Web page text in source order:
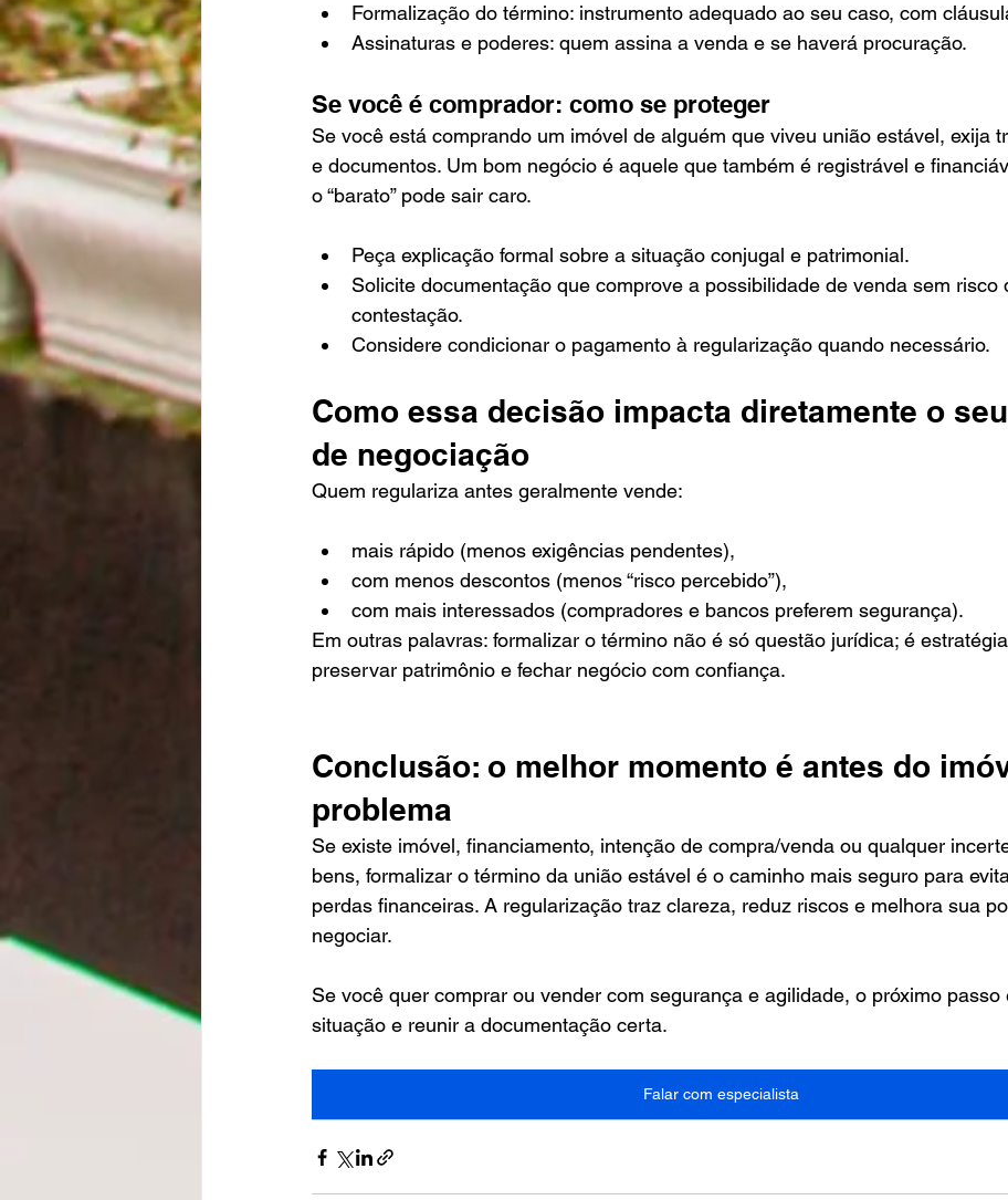
Formalização do término: instrumento adequado ao seu caso, com
Assinaturas e poderes: quem assina a venda e se haverá procuração.
Se você é comprador: como se proteger
Se você está comprando um imóvel de alguém que viveu união estável, exija
e documentos. Um bom negócio é aquele que também é registrável e
o “barato” pode sair caro.
Peça explicação formal sobre a situação conjugal e patrimonial.
Solicite documentação que comprove a possibilidade de venda sem risco
contestação.
Considere condicionar o pagamento à regularização quando necessário.
Como essa decisão impacta diretamente o
de negociação
Quem regulariza antes geralmente vende:
mais rápido (menos exigências pendentes),
com menos descontos (menos “risco percebido”),
com mais interessados (compradores e bancos preferem segurança).
Em outras palavras: formalizar o término não é só questão jurídica; é
preservar patrimônio e fechar negócio com confiança.
Conclusão: o melhor momento é antes do
problema
Se existe imóvel, financiamento, intenção de compra/venda ou qualquer
bens, formalizar o término da união estável é o caminho mais seguro para
perdas financeiras. A regularização traz clareza, reduz riscos e melhora sua
negociar.
Se você quer comprar ou vender com segurança e agilidade, o próximo passo
situação e reunir a documentação certa.
Falar com especialista